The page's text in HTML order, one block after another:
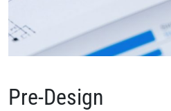
Pre-Design